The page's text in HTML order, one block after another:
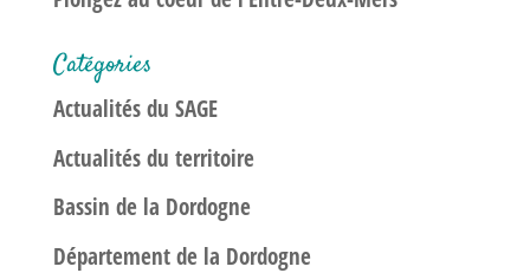
Catégories
Actualités du SAGE
Actualités du territoire
Bassin de la Dordogne
Département de la Dordogne